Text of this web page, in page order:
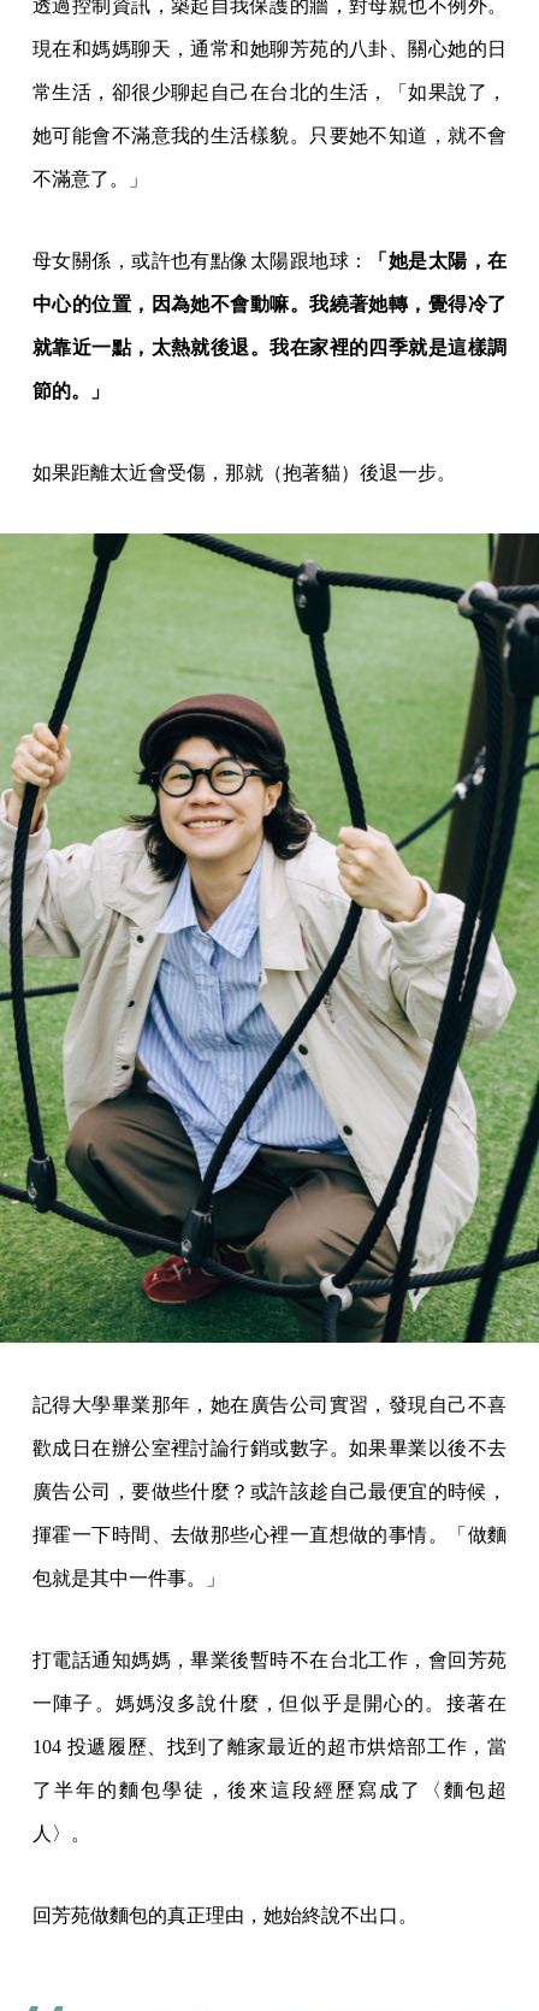
透過控制資訊，築起自我保護的牆，對母親也不例外。
現在和媽媽聊天，通常和她聊芳苑的八卦、關心她的日
常生活，卻很少聊起自己在台北的生活，「如果說了，
她可能會不滿意我的生活樣貌。只要她不知道，就不會
不滿意了。」
母女關係，或許也有點像太陽跟地球： 「她是太陽，在
中心的位置，因為她不會動嘛。我繞著她轉，覺得冷了
就靠近一點，太熱就後退。我在家裡的四季就是這樣調
節的。」
如果距離太近會受傷，那就（抱著貓）後退一步。
記得大學畢業那年，她在廣告公司實習，發現自己不喜
歡成日在辦公室裡討論行銷或數字。如果畢業以後不去
廣告公司，要做些什麼？或許該趁自己最便宜的時候，
揮霍一下時間、去做那些心裡一直想做的事情。「做麵
包就是其中一件事。」
打電話通知媽媽，畢業後暫時不在台北工作，會回芳苑
一陣子。媽媽沒多說什麼，但似乎是開心的。接著在
104 投遞履歷、找到了離家最近的超市烘焙部工作，當
了半年的麵包學徒，後來這段經歷寫成了〈麵包超
人〉。
回芳苑做麵包的真正理由，她始終說不出口。